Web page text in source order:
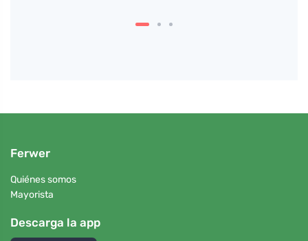
Ferwer
Quiénes somos
Mayorista
Descarga la app